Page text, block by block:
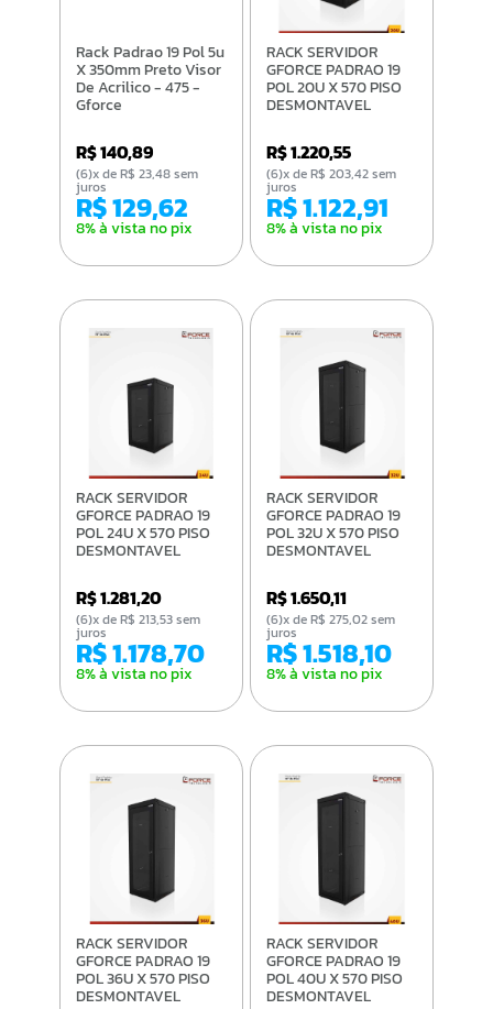
Rack Padrao 19 Pol 5u
X 350mm Preto Visor
De Acrilico - 475 -
Gforce
R$ 140,89
R$ 129,62
8% à vista no pix
(6)x de R$ 23,48 sem
juros
RACK SERVIDOR
GFORCE PADRAO 19
POL 20U X 570 PISO
DESMONTAVEL
PT
R$ 1.220,55
R$ 1.122,91
8% à vista no pix
(6)x de R$ 203,42 sem
juros
RACK SERVIDOR
GFORCE PADRAO 19
POL 24U X 570 PISO
DESMONTAVEL
PT
R$ 1.281,20
R$ 1.178,70
8% à vista no pix
(6)x de R$ 213,53 sem
juros
RACK SERVIDOR
GFORCE PADRAO 19
POL 32U X 570 PISO
DESMONTAVEL
PT
R$ 1.650,11
R$ 1.518,10
8% à vista no pix
(6)x de R$ 275,02 sem
juros
RACK SERVIDOR
GFORCE PADRAO 19
POL 36U X 570 PISO
DESMONTAVEL
RACK SERVIDOR
GFORCE PADRAO 19
POL 40U X 570 PISO
DESMONTAVEL